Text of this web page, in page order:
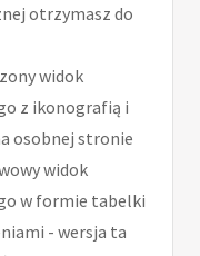
otrzymasz do
widok
z ikonografią i
osobnej stronie
widok
w formie tabelki
- wersja ta